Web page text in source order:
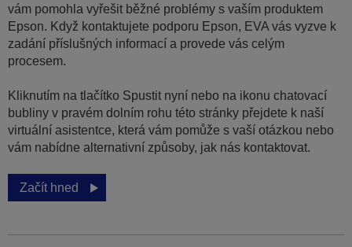
vám pomohla vyřešit běžné problémy s vaším produktem
Epson. Když kontaktujete podporu Epson, EVA vás vyzve k
zadání příslušných informací a provede vás celým
procesem.
Kliknutím na tlačítko Spustit nyní nebo na ikonu chatovací
bubliny v pravém dolním rohu této stránky přejdete k naší
virtuální asistentce, která vám pomůže s vaší otázkou nebo
vám nabídne alternativní způsoby, jak nás kontaktovat.
Začít hned